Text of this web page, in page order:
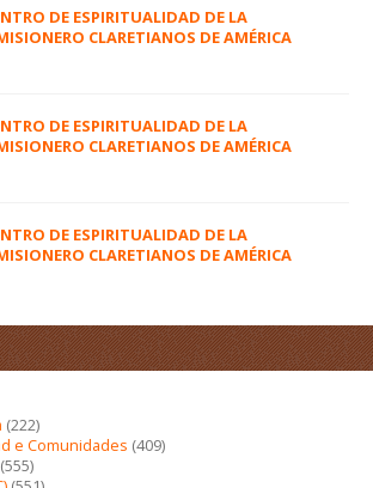
DE ESPIRITUALIDAD DE LA
CLARETIANOS DE AMÉRICA
DE ESPIRITUALIDAD DE LA
CLARETIANOS DE AMÉRICA
DE ESPIRITUALIDAD DE LA
CLARETIANOS DE AMÉRICA
(222)
e Comunidades (409)
(555)